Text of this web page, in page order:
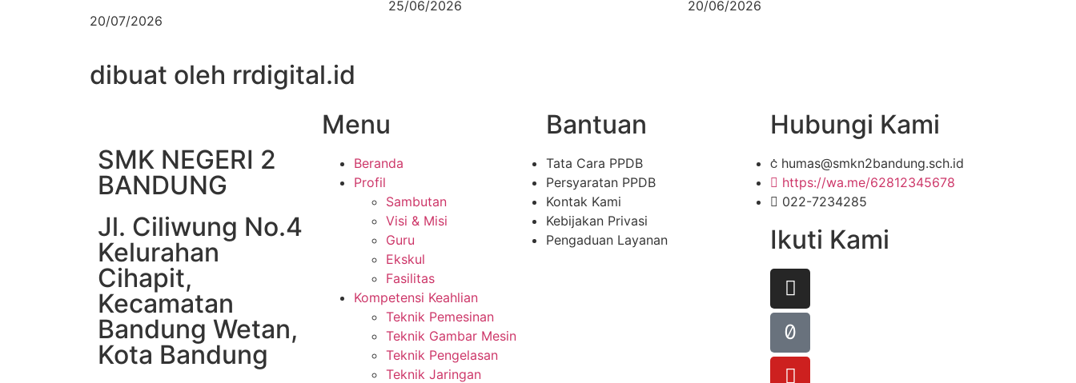
20/07/2026
25/06/2026
20/06/2026
dibuat oleh rrdigital.id
SMK NEGERI 2
BANDUNG
Jl. Ciliwung No.4
Kelurahan
Cihapit,
Kecamatan
Bandung Wetan,
Kota Bandung
Menu
Beranda
Profil
Sambutan
Visi & Misi
Guru
Ekskul
Fasilitas
Kompetensi Keahlian
Teknik Pemesinan
Teknik Gambar Mesin
Teknik Pengelasan
Teknik Jaringan
Bantuan
Tata Cara PPDB
Persyaratan PPDB
Kontak Kami
Kebijakan Privasi
Pengaduan Layanan
Hubungi Kami
humas@smkn2bandung.sch.id
https://wa.me/62812345678
022-7234285
Ikuti Kami